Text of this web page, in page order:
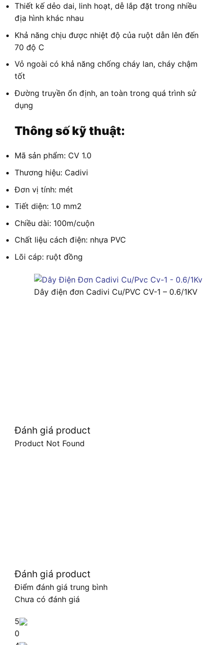
Thiết kế dẻo dai, linh hoạt, dễ lắp đặt trong nhiều
địa hình khác nhau
Khả năng chịu được nhiệt độ của ruột dẫn lên đến
70 độ C
Vỏ ngoài có khả năng chống cháy lan, cháy chậm
tốt
Đường truyền ổn định, an toàn trong quá trình sử
dụng
Thông số kỹ thuật:
Mã sản phẩm: CV 1.0
Thương hiệu: Cadivi
Đơn vị tính: mét
Tiết diện: 1.0 mm2
Chiều dài: 100m/cuộn
Chất liệu cách điện: nhựa PVC
Lõi cáp: ruột đồng
Dây điện đơn Cadivi Cu/PVC CV-1 – 0.6/1KV
Đánh giá product
Product Not Found
Đánh giá product
Điểm đánh giá trung bình
Chưa có đánh giá
5
0